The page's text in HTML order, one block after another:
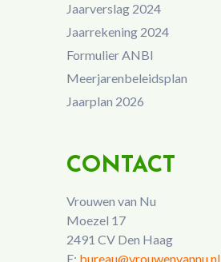
Jaarverslag 2024
Jaarrekening 2024
Formulier ANBI
Meerjarenbeleidsplan
Jaarplan 2026
CONTACT
Vrouwen van Nu
Moezel 17
2491 CV Den Haag
E: bureau@vrouwenvannu.nl